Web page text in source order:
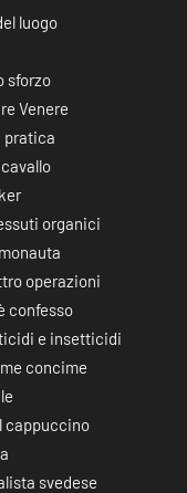
luogo
sforzo
Venere
pratica
organici
operazioni
confesso
e insetticidi
concime
cappuccino
svedese